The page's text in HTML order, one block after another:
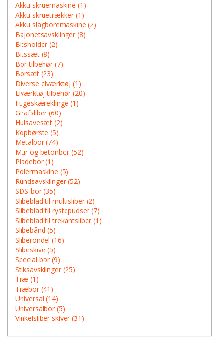
Akku skruemaskine (1)
Akku skruetrækker (1)
Akku slagboremaskine (2)
Bajonetsavsklinger (8)
Bitsholder (2)
Bitssæt (8)
Bor tilbehør (7)
Borsæt (23)
Diverse elværktøj (1)
Elværktøj tilbehør (20)
Fugeskæreklinge (1)
Girafsliber (60)
Hulsavesæt (2)
Kopbørste (5)
Metalbor (74)
Mur og betonbor (52)
Pladebor (1)
Polermaskine (5)
Rundsavsklinger (52)
SDS-bor (35)
Slibeblad til multisliber (2)
Slibeblad til rystepudser (7)
Slibeblad til trekantsliber (1)
Slibebånd (5)
Sliberondel (16)
Slibeskive (5)
Special bor (9)
Stiksavsklinger (25)
Træ (1)
Træbor (41)
Universal (14)
Universalbor (5)
Vinkelsliber skiver (31)